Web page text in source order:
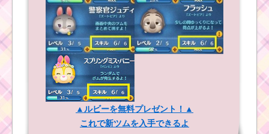
▲ルビーを無料プレゼント！▲
これで新ツムを入手できるよ